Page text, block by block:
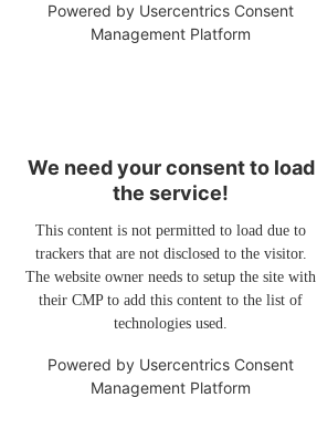
Powered by Usercentrics Consent
Management Platform
We need your consent to load
the service!
This content is not permitted to load due to
trackers that are not disclosed to the visitor.
The website owner needs to setup the site with
their CMP to add this content to the list of
technologies used.
Powered by Usercentrics Consent
Management Platform